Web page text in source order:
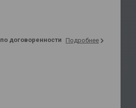
по договоренности Подробнее